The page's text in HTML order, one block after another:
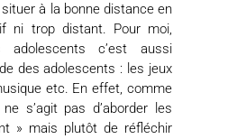
à la bonne distance en
ni trop distant. Pour moi,
adolescents c’est aussi
des adolescents : les jeux
etc. En effet, comme
s’agit pas d’aborder les
» mais plutôt de réfléchir